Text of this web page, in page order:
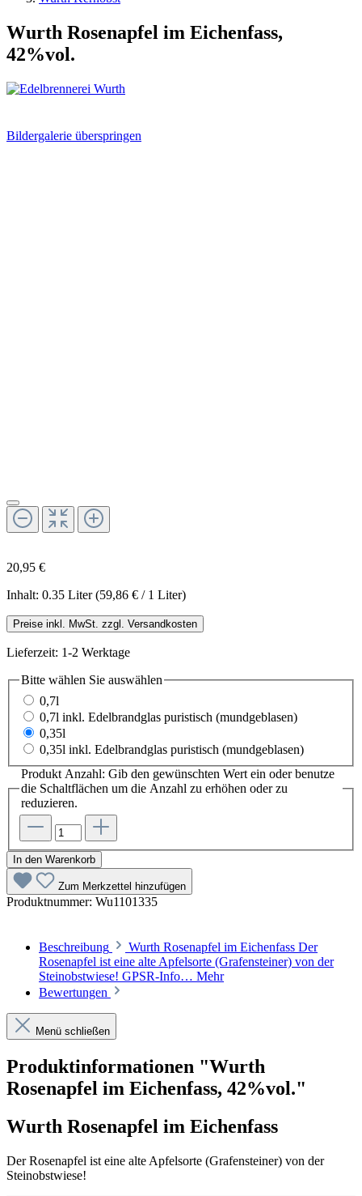
Wurth Rosenapfel im Eichenfass,
42%vol.
Bildergalerie überspringen
20,95 €
Inhalt: 0.35 Liter(59,86 € / 1 Liter)
Preise inkl. MwSt. zzgl. Versandkosten
Lieferzeit: 1-2 Werktage
Bitte wählen Sie auswählen
0,7l
0,7l inkl. Edelbrandglas puristisch (mundgeblasen)
0,35l
0,35l inkl. Edelbrandglas puristisch (mundgeblasen)
Produkt Anzahl: Gib den gewünschten Wert ein oder benutze
die Schaltflächen um die Anzahl zu erhöhen oder zu
reduzieren.
In den Warenkorb
Zum Merkzettel hinzufügen
Produktnummer: Wu1101335
Beschreibung
Wurth Rosenapfel im Eichenfass Der
Rosenapfel ist eine alte Apfelsorte (Grafensteiner) von der
Steinobstwiese! GPSR-Info… Mehr
Bewertungen
Menü schließen
Produktinformationen "Wurth
Rosenapfel im Eichenfass, 42%vol."
Wurth Rosenapfel im Eichenfass
Der Rosenapfel ist eine alte Apfelsorte (Grafensteiner) von der
Steinobstwiese!